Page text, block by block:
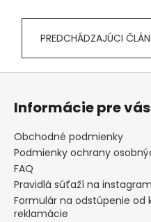
PREDCHÁDZAJÚCI
Informácie pre vás
Obchodné podmienky
Podmienky ochrany
FAQ
Pravidlá súťaží na
Formulár na odstúpenie od
reklamácie